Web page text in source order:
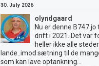
30. July 2026
olyndgaard
Nu er denne B747
drift i 2021. Det var
heller ikke alle
lande..imod sætning til de
som kan lave optankning...